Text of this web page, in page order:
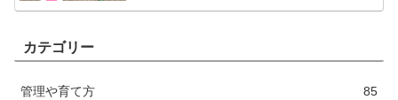
カテゴリー
管理や育て方 85